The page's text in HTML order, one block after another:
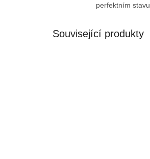
perfektním stavu.
Související produkty